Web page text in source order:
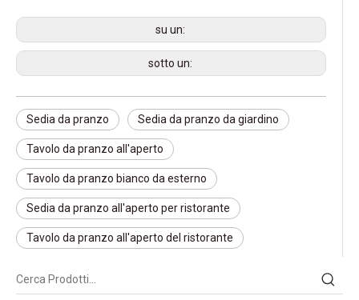
su un:
sotto un:
Sedia da pranzo Sedia da pranzo da giardino
Tavolo da pranzo all'aperto
Tavolo da pranzo bianco da esterno
Sedia da pranzo all'aperto per ristorante
Tavolo da pranzo all'aperto del ristorante